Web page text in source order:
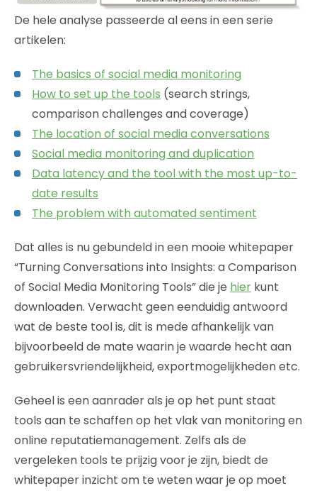
De hele analyse passeerde al eens in een serie
artikelen:
The basics of social media monitoring
How to set up the tools (search strings,
comparison challenges and coverage)
The location of social media conversations
Social media monitoring and duplication
Data latency and the tool with the most up-to-
date results
The problem with automated sentiment
Dat alles is nu gebundeld in een mooie whitepaper
“Turning Conversations into Insights: a Comparison
of Social Media Monitoring Tools” die je hier kunt
downloaden. Verwacht geen eenduidig antwoord
wat de beste tool is, dit is mede afhankelijk van
bijvoorbeeld de mate waarin je waarde hecht aan
gebruikersvriendelijkheid, exportmogelijkheden etc.
Geheel is een aanrader als je op het punt staat
tools aan te schaffen op het vlak van monitoring en
online reputatiemanagement. Zelfs als de
vergeleken tools te prijzig voor je zijn, biedt de
whitepaper inzicht om te weten waar je op moet